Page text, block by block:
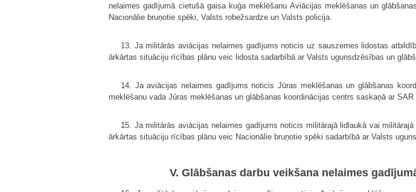
nelaimes gadījumā cietušā gaisa kuģa meklēšanu Aviācijas meklēšanas un
Nacionālie bruņotie spēki, Valsts robežsardze un Valsts policija.
13. Ja militārās aviācijas nelaimes gadījums noticis uz sauszemes lidostas
ārkārtas situāciju rīcības plānu veic lidosta sadarbībā ar Valsts ugunsdzēsības un
14. Ja aviācijas nelaimes gadījums noticis Jūras meklēšanas un glābšanas
meklēšanu vada Jūras meklēšanas un glābšanas koordinācijas centrs saskaņā ar SAR
15. Ja militārās aviācijas nelaimes gadījums noticis militārajā lidlaukā vai
ārkārtas situāciju rīcības plānu veic Nacionālie bruņotie spēki sadarbībā ar Valsts
V. Glābšanas darbu veikšana nelaimes